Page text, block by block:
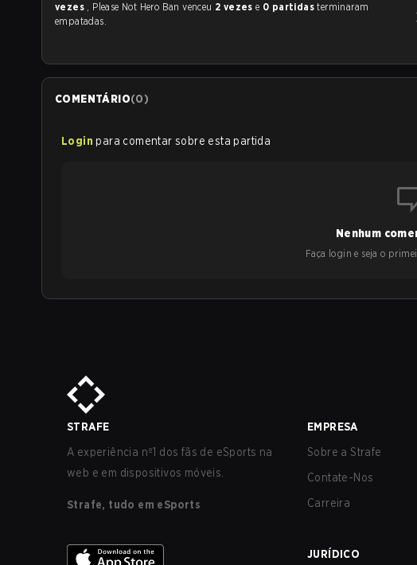
vezes , Please Not Hero Ban venceu 2 vezese 0 partidasterminaram
empatadas.
COMENTÁRIO(0)
Login para comentar sobre esta partida
Nenhum
Faça login e seja o
STRAFE
A experiência nº1 dos fãs de eSports na
web e em dispositivos móveis.
Strafe, tudo em eSports
EMPRESA
Sobre a Strafe
Contate-Nos
Carreira
JURÍDICO